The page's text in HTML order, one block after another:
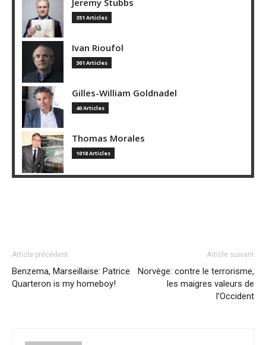
Jeremy Stubbs
351 Articles
Ivan Rioufol
301 Articles
Gilles-William Goldnadel
40 Articles
Thomas Morales
1018 Articles
Article précédent
Benzema, Marseillaise: Patrice
Quarteron is my homeboy!
Article suivant
Norvège: contre le terrorisme,
les maigres valeurs de
l’Occident